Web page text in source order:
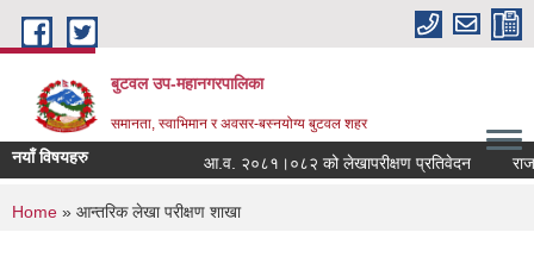
Skip to main content
बुटवल उप-महानगरपालिका
समानता, स्वाभिमान र अवसर-बस्नयोग्य बुटवल शहर
नयाँ विषयहरु आ.व. २०८१।०८२ को लेखापरीक्षण प्रतिवेदन
You are here
Home » आन्तरिक लेखा परीक्षण शाखा